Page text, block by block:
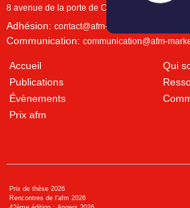
8 avenue de la porte de Champerret
Adhésion: contact@afm-marketing.org
Communication: communication@afm-
Accueil
Qui
Publications
Évènements
Prix afm
Prix de thèse 2026
Rencontres de l'afm 2026